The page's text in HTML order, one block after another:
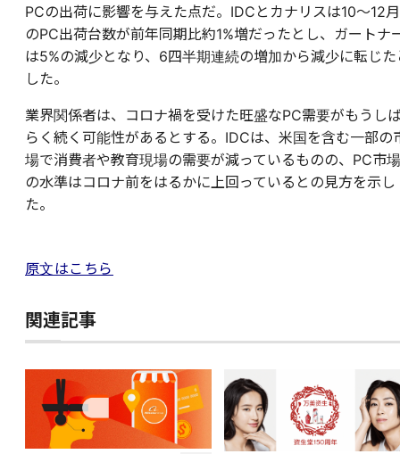
PCの出荷に影響を与えた点だ。IDCとカナリスは10～12月
のPC出荷台数が前年同期比約1%増だったとし、ガートナ
は5%の減少となり、6四半期連続の増加から減少に転じた
した。
業界関係者は、コロナ禍を受けた旺盛なPC需要がもうし
らく続く可能性があるとする。IDCは、米国を含む一部の
場で消費者や教育現場の需要が減っているものの、PC市場
の水準はコロナ前をはるかに上回っているとの見方を示し
た。
原文はこちら
関連記事